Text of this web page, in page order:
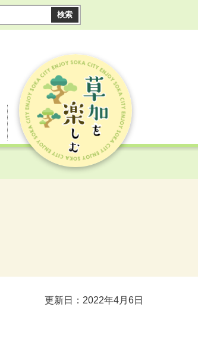
更新日：2022年4月6日